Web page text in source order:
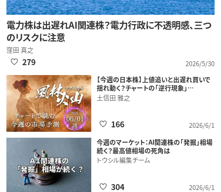
電力株は出遅れAI関連株？電力行政に不透明感、三つ
のリスクに注意
窪田 真之
2026/5/30
279
【今週の日本株】上値追いと出遅れ買いで
揺れ動く？チャートの「逆行現象」…
土信田 雅之
2026/6/1
166
今週のマーケット：AI関連株の「発掘」相場
続く？最高値相場の死角は
トウシル編集チーム
2026/6/1
304